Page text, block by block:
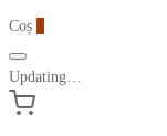
Coș
Updating…